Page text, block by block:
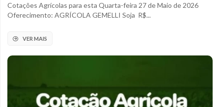
Cotações Agrícolas para esta Quarta-feira 27 de Maio de 2026
Oferecimento: AGRÍCOLA GEMELLI Soja R$...
VER MAIS